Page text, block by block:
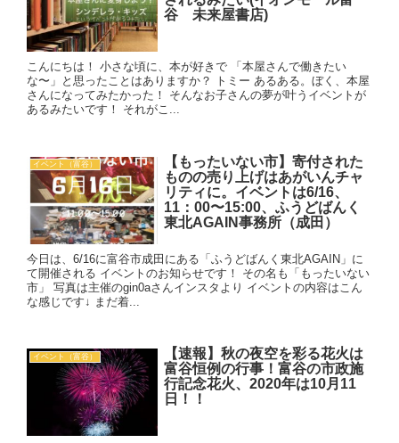
谷 未来屋書店)
こんにちは！ 小さな頃に、本が好きで 「本屋さんで働きたい
な〜」と思ったことはありますか？ トミー あるある。ぼく、本屋
さんになってみたかった！ そんなお子さんの夢が叶うイベントが
あるみたいです！ それがこ...
イベント（富谷）
【もったいない市】寄付された
ものの売り上げはあがいんチャ
リティに。イベントは6/16、
11：00〜15:00、ふうどばんく
東北AGAIN事務所（成田）
今日は、6/16に富谷市成田にある「ふうどばんく東北AGAIN」に
て開催される イベントのお知らせです！ その名も「もったいない
市」 写真は主催のgin0aさんインスタより イベントの内容はこん
な感じです↓ まだ着...
イベント（富谷）
【速報】秋の夜空を彩る花火は
富谷恒例の行事！富谷の市政施
行記念花火、2020年は10月11
日！！